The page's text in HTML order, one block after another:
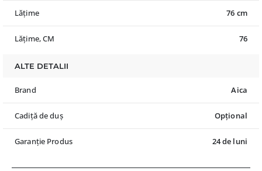
Lățime 76 cm
Lățime, CM 76
ALTE DETALII
Brand Aica
Cadiță de duș Opțional
Garanție Produs 24 de luni